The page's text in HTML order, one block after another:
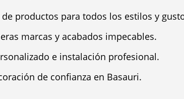
productos para todos los estilos y
marcas y acabados impecables.
e instalación profesional.
de confianza en Basauri.